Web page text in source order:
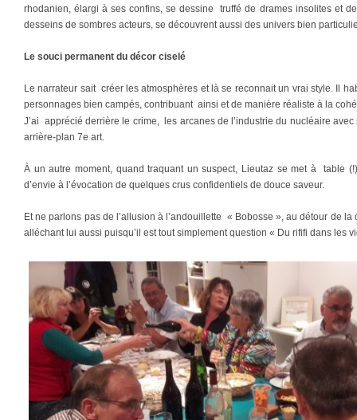
rhodanien, élargi à ses confins, se dessine truffé de drames insolites et
desseins de sombres acteurs, se découvrent aussi des univers bien
Le souci permanent du décor ciselé
Le narrateur sait créer les atmosphères et là se reconnait un vrai style. Il
personnages bien campés, contribuant ainsi et de manière réaliste à la
J’ai apprécié derrière le crime, les arcanes de l’industrie du nucléaire
arrière-plan 7e art.
À un autre moment, quand traquant un suspect, Lieutaz se met à table
d’envie à l’évocation de quelques crus confidentiels de douce saveur.
Et ne parlons pas de l’allusion à l’andouillette « Bobosse », au détour de
alléchant lui aussi puisqu’il est tout simplement question « Du rififi dans les